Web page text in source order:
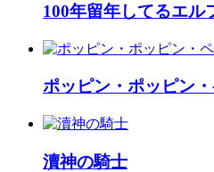
100年留年してるエル
ポッピン・ポッピン
瀆神の騎士